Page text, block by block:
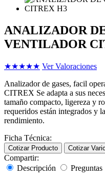
ANALIZADOR
VENTILADOR
★★★★★ Ver Valoraciones
Analizador de gases, facil
CITREX Se adapta a sus
tamaño compacto, ligereza y
requeridos están integrados y
rendimiento.
Ficha Técnica:
Cotizar Producto Cotizar
Compartir:
Descripción
Preguntas